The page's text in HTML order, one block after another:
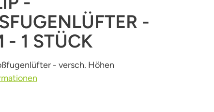
- 7
1 STÜCK
- versch. Höhen